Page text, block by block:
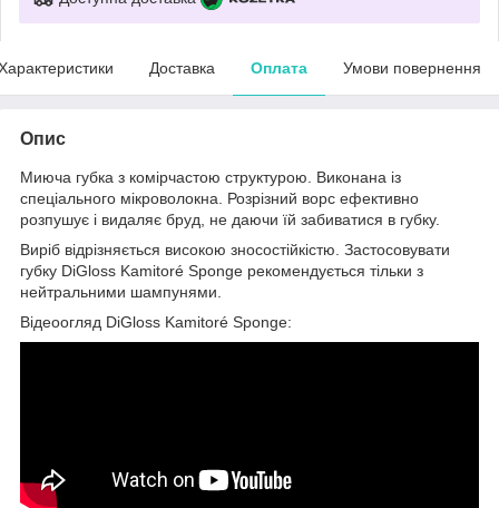
Доставка Оплата Умови повернення
Опис
Миюча губка з комірчастою структурою. Виконана із
спеціального мікроволокна. Розрізний ворс ефективно
розпушує і видаляє бруд, не даючи їй забиватися в губку.
Виріб відрізняється високою зносостійкістю. Застосовувати
губку DiGloss Kamitoré Sponge рекомендується тільки з
нейтральними шампунями.
Відеоогляд DiGloss Kamitoré Sponge: